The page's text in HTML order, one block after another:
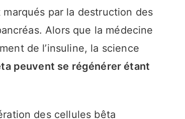
par la destruction des
Alors que la médecine
de l’insuline, la science
peuvent se régénérer étant
des cellules bêta